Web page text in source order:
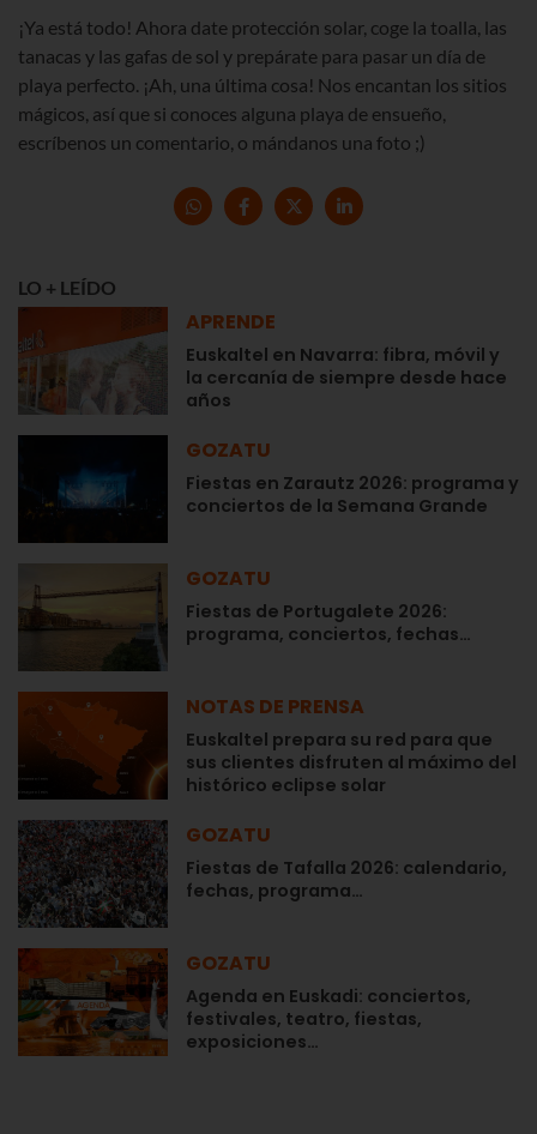
¡Ya está todo! Ahora date protección solar, coge la toalla, las
tanacas y las gafas de sol y prepárate para pasar un día de
playa perfecto. ¡Ah, una última cosa! Nos encantan los sitios
mágicos, así que si conoces alguna playa de ensueño,
escríbenos un comentario, o mándanos una foto ;)
LO + LEÍDO
APRENDE
Euskaltel en Navarra: fibra, móvil y
la cercanía de siempre desde hace
años
GOZATU
Fiestas en Zarautz 2026: programa y
conciertos de la Semana Grande
GOZATU
Fiestas de Portugalete 2026:
programa, conciertos, fechas…
NOTAS DE PRENSA
Euskaltel prepara su red para que
sus clientes disfruten al máximo del
histórico eclipse solar
GOZATU
Fiestas de Tafalla 2026: calendario,
fechas, programa…
GOZATU
Agenda en Euskadi: conciertos,
festivales, teatro, fiestas,
exposiciones…